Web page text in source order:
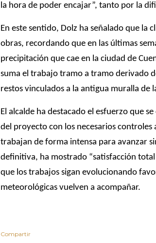
la hora de poder encajar”, tanto por la
En este sentido, Dolz ha señalado que la
obras, recordando que en las últimas
precipitación que cae en la ciudad de
suma el trabajo tramo a tramo derivado
restos vinculados a la antigua muralla de
El alcalde ha destacado el esfuerzo que
del proyecto con los necesarios
trabajan de forma intensa para avanzar
definitiva, ha mostrado “satisfacción
que los trabajos sigan evolucionando
meteorológicas vuelven a acompañar.
Compartir